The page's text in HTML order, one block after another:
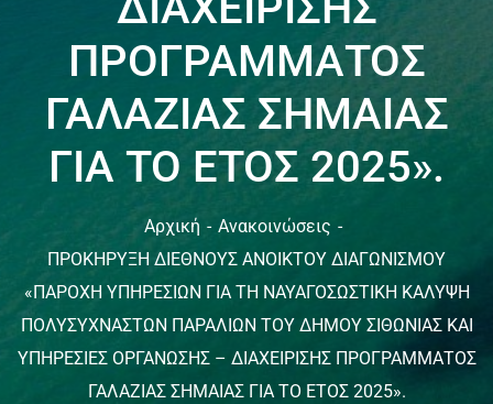
ΠΡΟΓΡΑΜΜΑΤΟΣ
ΓΑΛΑΖΙΑΣ ΣΗΜΑΙΑΣ
ΓΙΑ ΤΟ ΕΤΟΣ 2025».
Αρχική
Ανακοινώσεις
ΠΡΟΚΗΡΥΞΗ ΔΙΕΘΝΟΥΣ ΑΝΟΙΚΤΟΥ ΔΙΑΓΩΝΙΣΜΟΥ
«ΠΑΡΟΧΗ ΥΠΗΡΕΣΙΩΝ ΓΙΑ ΤΗ ΝΑΥΑΓΟΣΩΣΤΙΚΗ ΚΑΛΥΨΗ
ΠΟΛΥΣΥΧΝΑΣΤΩΝ ΠΑΡΑΛΙΩΝ ΤΟΥ ΔΗΜΟΥ ΣΙΘΩΝΙΑΣ ΚΑΙ
ΥΠΗΡΕΣΙΕΣ ΟΡΓΑΝΩΣΗΣ – ΔΙΑΧΕΙΡΙΣΗΣ ΠΡΟΓΡΑΜΜΑΤΟΣ
ΓΑΛΑΖΙΑΣ ΣΗΜΑΙΑΣ ΓΙΑ ΤΟ ΕΤΟΣ 2025».